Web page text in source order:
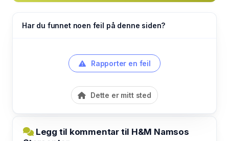
Har du funnet noen feil på denne siden?
Rapporter en feil
Dette er mitt sted
Legg til kommentar til H&M Namsos